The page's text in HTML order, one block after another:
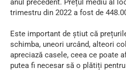
anul precedent. Prețul mediu al
trimestru din 2022 a fost de
Este important de știut că
schimba, uneori urcând, alteori
apreciază casele, ceea ce poate
putea fi necesar să o plătiți